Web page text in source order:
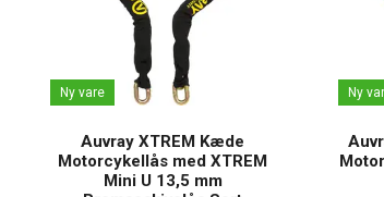
Ny vare
Auvray XTREM Kæde
Motorcykellås med XTREM
Mini U 13,5 mm
Ny